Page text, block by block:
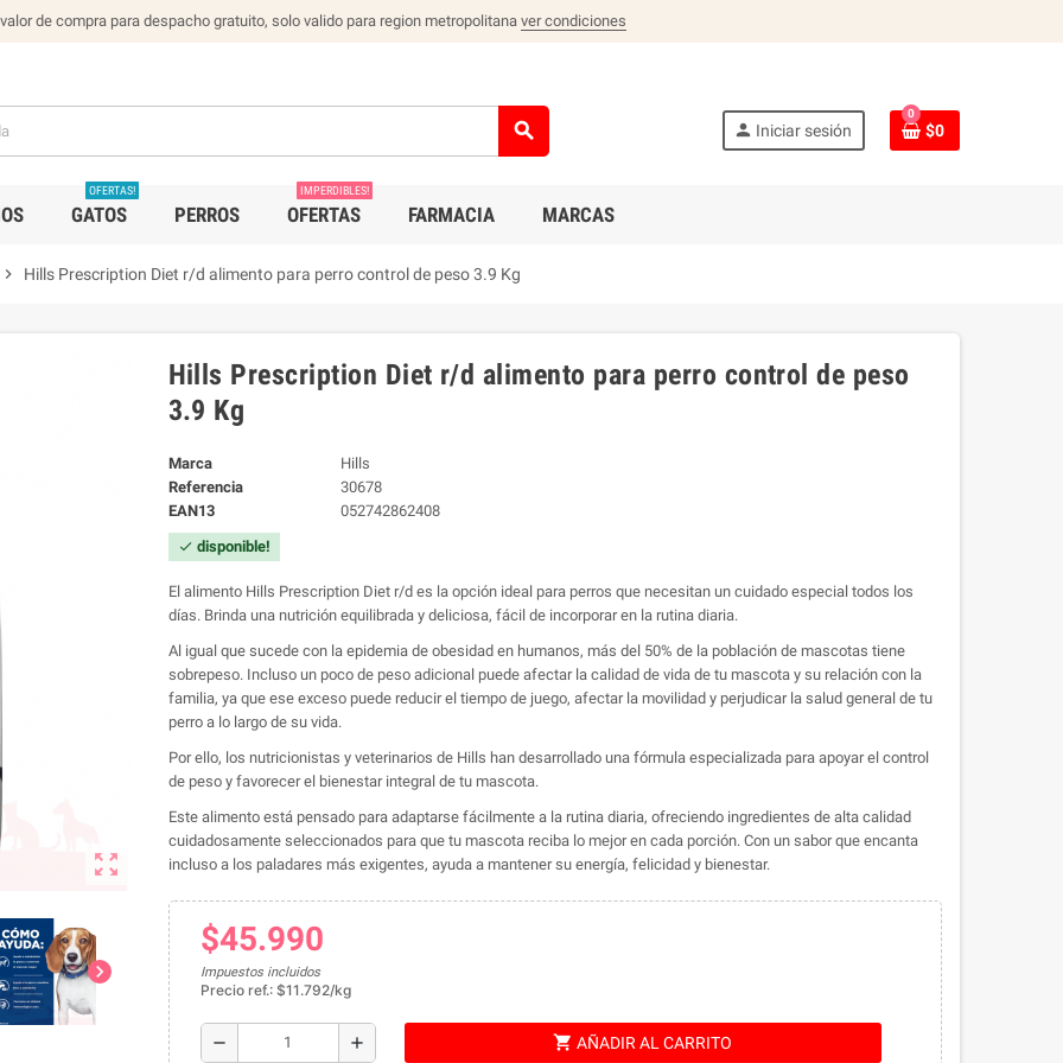
de compra para despacho gratuito, solo valido para region metropolitana ver condiciones
search person Iniciar sesión
0
$0
GATOS
OFERTAS!
PERROS OFERTAS
IMPERDIBLES!
FARMACIA MARCAS
chevron_right Hills Prescription Diet r/d alimento para perro control de peso 3.9 Kg
zoom_out_map
chevron_right
Hills Prescription Diet r/d alimento para perro control de peso
3.9 Kg
Marca
Hills
Referencia
30678
EAN13
052742862408
check disponible!
El alimento Hills Prescription Diet r/d es la opción ideal para perros que necesitan un cuidado especial todos los
días. Brinda una nutrición equilibrada y deliciosa, fácil de incorporar en la rutina diaria.
Al igual que sucede con la epidemia de obesidad en humanos, más del 50% de la población de mascotas tiene
sobrepeso. Incluso un poco de peso adicional puede afectar la calidad de vida de tu mascota y su relación con la
familia, ya que ese exceso puede reducir el tiempo de juego, afectar la movilidad y perjudicar la salud general de tu
perro a lo largo de su vida.
Por ello, los nutricionistas y veterinarios de Hills han desarrollado una fórmula especializada para apoyar el control
de peso y favorecer el bienestar integral de tu mascota.
Este alimento está pensado para adaptarse fácilmente a la rutina diaria, ofreciendo ingredientes de alta calidad
cuidadosamente seleccionados para que tu mascota reciba lo mejor en cada porción. Con un sabor que encanta
incluso a los paladares más exigentes, ayuda a mantener su energía, felicidad y bienestar.
$45.990
Impuestos incluidos
Precio ref.: $11.792/kg
remove add shopping_cart AÑADIR AL CARRITO